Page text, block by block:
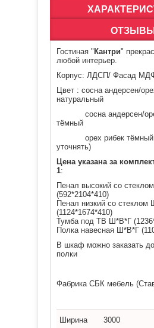
ОТЗЫВЫ
Гостиная " Кантри"
любой интерьер.
Корпус: ЛДСП/ Фасад
Цвет : сосна андерсен/
натуральный
сосна андерсен/
тёмный
орех рибек тёмный
уточнять)
Цена указана за
1:
Пенал высокий со
(592*2104*410)
Пенал низкий со стеклом
(1124*1674*410)
Тумба под ТВ Ш*В*Г
Полка навесная Ш*В*Г
В шкаф можно заказать
полки
Фабрика СБК мебель
Ширина 3000